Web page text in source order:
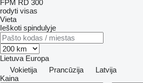
FPM RD 300
rodyti visas
Vieta
Ieškoti spindulyje
Lietuva Europa
Vokietija
Prancūzija
Latvija
Kaina